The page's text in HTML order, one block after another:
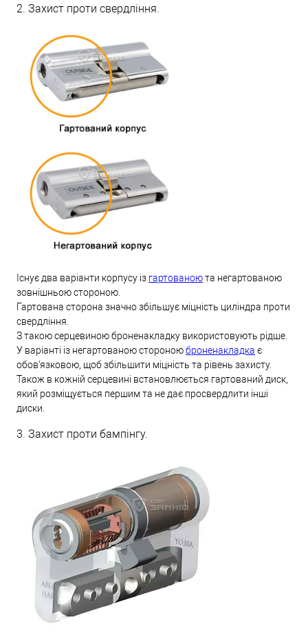
2. Захист проти свердління.
Існує два варіанти корпусу із гартованоюта негартованою
зовнішньою стороною.
Гартована сторона значно збільшує міцність циліндра проти
свердління.
З такою серцевиною броненакладку використовують рідше.
У варіанті із негартованою стороноюброненакладка є
обов'язковою, щоб збільшити міцність та рівень захисту.
Також в кожній серцевині встановлюється гартований диск,
який розміщується першим та не дає просвердлити інші
диски.
3. Захист проти бампінгу.